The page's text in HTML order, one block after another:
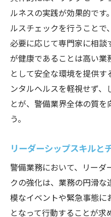
ルネスの実践が効果的です
ルスチェックを行うことで
必要に応じて専門家に相談
が健康であることは高い
として安全な環境を提供
ンタルヘルスを軽視せず
とが、警備業界全体の質
う。
リーダーシップスキルと
警備業務において、リーダ
クの強化は、業務の円滑
模なイベントや緊急事態
となって行動することが